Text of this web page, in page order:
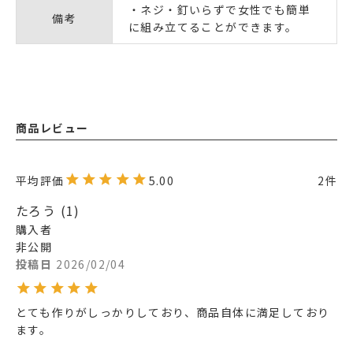
備考
・ネジ・釘いらずで女性でも簡単
に組み立てることができます。
商品レビュー
5.00 2
たろう 1
購入者
非公開
投稿日 2026/02/04
とても作りがしっかりしており、商品自体に満足しており
ます。